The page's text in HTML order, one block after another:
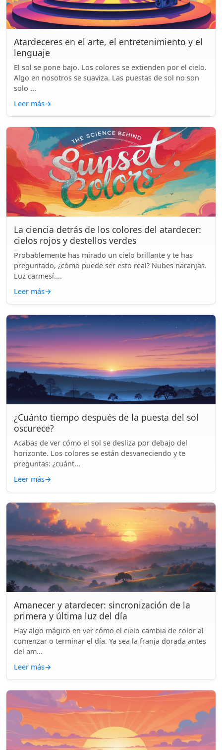
Atardeceres en el arte, el entretenimiento y el
lenguaje
El sol se pone bajo. Los colores se extienden por el cielo.
Algo en nosotros se suaviza. Las puestas de sol no son
solo ...
Leer más→
La ciencia detrás de los colores del atardecer:
cielos rojos y destellos verdes
Probablemente has mirado un cielo brillante y te has
preguntado, ¿cómo puede ser esto real? Nubes naranjas.
Luz carmesí....
Leer más→
¿Cuánto tiempo después de la puesta del sol
oscurece?
Acabas de ver cómo el sol se desliza por debajo del
horizonte. Los colores se están desvaneciendo y te
preguntas: ¿cuánt...
Leer más→
Amanecer y atardecer: sincronización de la
primera y última luz del día
Hay algo mágico en ver cómo el cielo cambia de color al
comenzar o terminar el día. Ya sea la franja dorada antes
del am...
Leer más→